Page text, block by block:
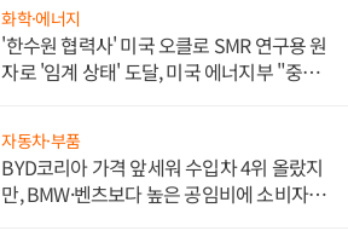
화학·에너지
'한수원 협력사' 미국 오클로 SMR 연구용 원
자로 '임계 상태' 도달, 미국 에너지부 "중요
자동차·부품
BYD코리아 가격 앞세워 수입차 4위 올랐지
만, BMW·벤츠보다 높은 공임비에 소비자